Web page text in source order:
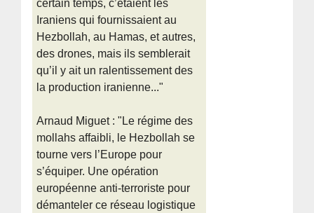
certain temps, c’étaient les
Iraniens qui fournissaient au
Hezbollah, au Hamas, et autres,
des drones, mais ils semblerait
qu’il y ait un ralentissement des
la production iranienne..."
Arnaud Miguet : "Le régime des
mollahs affaibli, le Hezbollah se
tourne vers l’Europe pour
s’équiper. Une opération
européenne anti-terroriste pour
démanteler ce réseau logistique